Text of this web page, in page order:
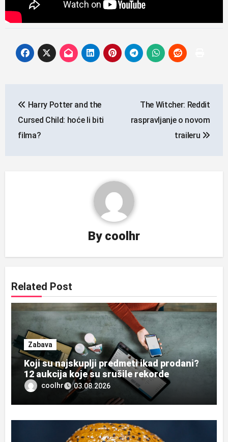
objava
Harry Potter and the
Cursed Child: hoće li biti
filma?
The Witcher: Reddit
raspravljanje o novom
traileru
By coolhr
Related Post
Zabava
Koji su najskuplji predmeti ikad prodani?
12 aukcija koje su srušile rekorde
coolhr 03.08.2026